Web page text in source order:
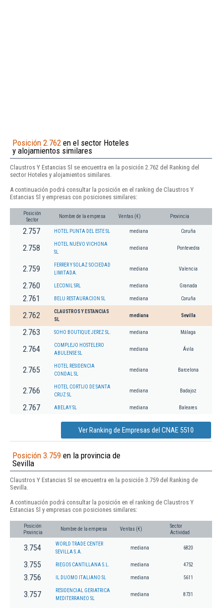
Posición 2.762 en el sector Hoteles
y alojamientos similares
Claustros Y Estancias Sl se encuentra en la posición 2.762 del Ranking del
sector Hoteles y alojamientos similares.
A continuación podrá consultar la posición en el ranking de Claustros Y
Estancias Sl y empresas con posiciones similares:
Posición
Sector
Nombre de la empresa Ventas (€) Provincia
2.757 HOTEL PUNTA DEL ESTE SL mediana Coruña
2.758
HOTEL NUEVO VICHONA
SL
mediana Pontevedra
2.759
FERRER Y SOLAZ SOCIEDAD
LIMITADA.
mediana Valencia
2.760 LECONIL SRL mediana Granada
2.761 BELU RESTAURACION SL mediana Coruña
2.762
CLAUSTROS Y ESTANCIAS
SL
mediana Sevilla
2.763 SOHO BOUTIQUE JEREZ SL. mediana Málaga
2.764
COMPLEJO HOSTELERO
ABULENSE SL
mediana Ávila
2.765
HOTEL RESIDENCIA
CONDAL SL
mediana Barcelona
2.766
HOTEL CORTIJO DE SANTA
CRUZ SL
mediana Badajoz
2.767 ABELAY SL mediana Baleares
Ver Ranking de Empresas del CNAE 5510
Posición 3.759 en la provincia de
Sevilla
Claustros Y Estancias Sl se encuentra en la posición 3.759 del Ranking de
Sevilla.
A continuación podrá consultar la posición en el ranking de Claustros Y
Estancias Sl y empresas con posiciones similares:
Posición
Provincia
Nombre de la empresa Ventas (€)
Sector
Actividad
3.754
WORLD TRADE CENTER
SEVILLA S.A.
mediana 6820
3.755 RIEGOS CANTILLANA S.L. mediana 4752
3.756 IL DUOMO ITALIANO SL mediana 5611
3.757
RESIDENCIAL GERIATRICA
MEDITERRANEO SL
mediana 8731